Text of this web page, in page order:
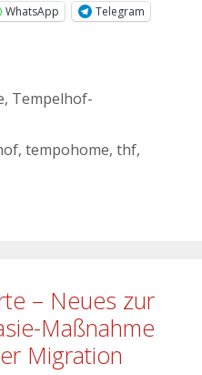
WhatsApp
Telegram
, Tempelhof-
, tempohome, thf,
– Neues zur
Maßnahme
Migration